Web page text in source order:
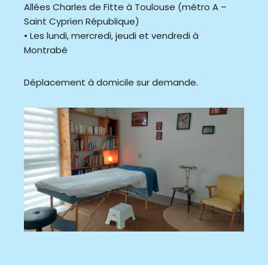
Allées Charles de Fitte à Toulouse (métro A –
Saint Cyprien République)
• Les lundi, mercredi, jeudi et vendredi à
Montrabé
Déplacement à domicile sur demande.